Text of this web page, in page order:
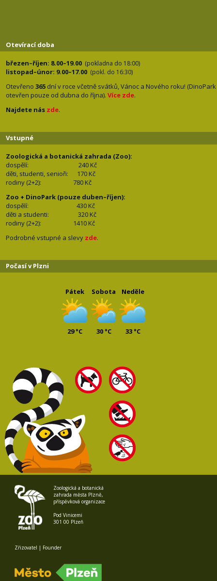
Otevírací doba
březen–říjen: 8.00–19.00 (pokladna do 18:00)
listopad–únor: 9.00–17.00 (pokl. do 16:30)
Otevřeno 365 dní v roce včetně svátků, Vánoc a Nového roku! (DinoPark
otevřen pouze od dubna do října). Více zde.
Najdete nás zde.
Vstupné
Zoologická a botanická zahrada (Zoo):
dospělí:
240 Kč
děti, studenti, senioři: 170 Kč
rodiny (2+2): 780 Kč
Zoo + DinoPark (pouze duben–říjen):
dospělí: 430 Kč
děti a studenti: 320 Kč
rodiny (2+2): 1410 Kč
Podrobné vstupné a slevy zde.
Počasí v Plzni
Pátek
29 °C
Sobota
30 °C
Neděle
33 °C
Zoologická a botanická
zahrada města Plzně,
příspěvková organizace
Pod Vinicemi
301 00 Plzeň
Zřizovatel | Founder